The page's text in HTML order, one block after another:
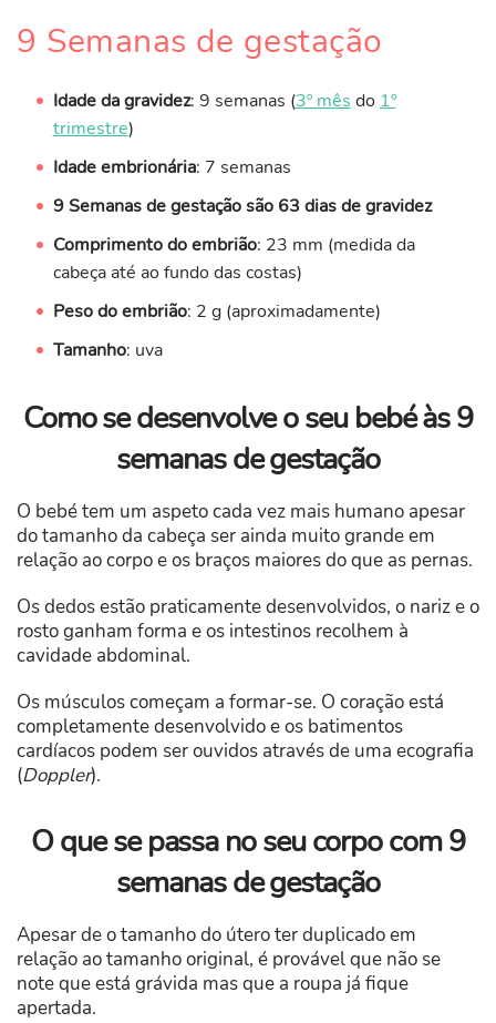
9 Semanas de gestação
Idade da gravidez: 9 semanas (3º mês do 1º
trimestre)
Idade embrionária: 7 semanas
9 Semanas de gestação são 63 dias de gravidez
Comprimento do embrião: 23 mm (medida da
cabeça até ao fundo das costas)
Peso do embrião: 2 g (aproximadamente)
Tamanho: uva
Como se desenvolve o seu bebé às 9
semanas de gestação
O bebé tem um aspeto cada vez mais humano apesar
do tamanho da cabeça ser ainda muito grande em
relação ao corpo e os braços maiores do que as pernas.
Os dedos estão praticamente desenvolvidos, o nariz e o
rosto ganham forma e os intestinos recolhem à
cavidade abdominal.
Os músculos começam a formar-se. O coração está
completamente desenvolvido e os batimentos
cardíacos podem ser ouvidos através de uma ecografia
(Doppler).
O que se passa no seu corpo com 9
semanas de gestação
Apesar de o tamanho do útero ter duplicado em
relação ao tamanho original, é provável que não se
note que está grávida mas que a roupa já fique
apertada.